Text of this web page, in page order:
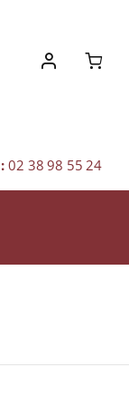
:02 38 98 55 24